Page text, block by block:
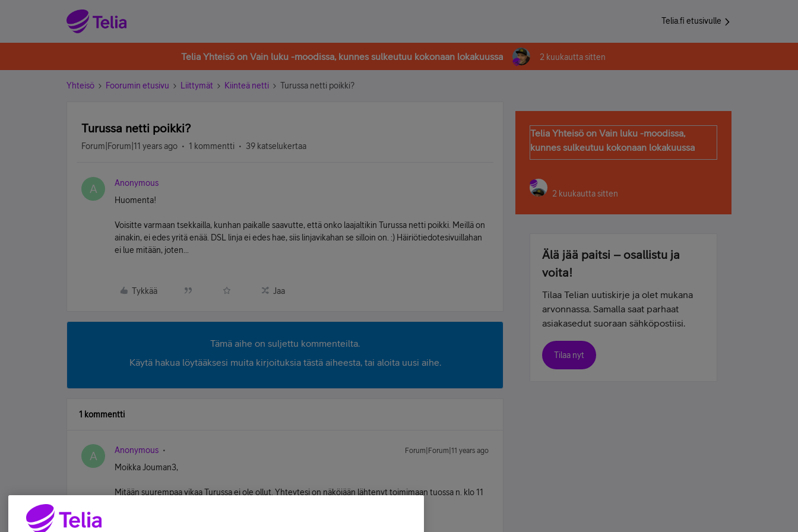
Telia.fi etusivulle
Telia Yhteisö on Vain luku -moodissa, kunnes sulkeutuu kokonaan lokakuussa 2 kuukautta sitten
Yhteisö Foorumin etusivu Liittymät Kiinteä netti Turussa netti poikki?
Turussa netti poikki?
Forum|Forum|11 years ago 1 kommentti 39 katselukertaa
A
Anonymous
Huomenta!
Voisitte varmaan tsekkailla, kunhan paikalle saavutte, että onko laajaltikin Turussa netti poikki. Meillä on
ainakin, ei edes yritä enää. DSL linja ei edes hae, siis linjavikahan se silloin on. :) Häiriötiedotesivuillahan
ei lue mitään, joten...
Tykkää Jaa
Tämä aihe on suljettu kommenteilta.
Käytä hakua löytääksesi muita kirjoituksia tästä aiheesta, tai aloita uusi aihe.
1 kommentti
A Anonymous Forum|Forum|11 years ago
Moikka Jouman3,
Mitään suurempaa vikaa Turussa ei ole ollut. Yhteytesi on näköjään lähtenyt toimimaan tuossa n. klo 11
Telia Yhteisö on Vain luku -moodissa,
kunnes sulkeutuu kokonaan lokakuussa
2 kuukautta sitten
Älä jää paitsi – osallistu ja
voita!
Tilaa Telian uutiskirje ja olet mukana
arvonnassa. Samalla saat parhaat
asiakasedut suoraan sähköpostiisi.
Tilaa nyt